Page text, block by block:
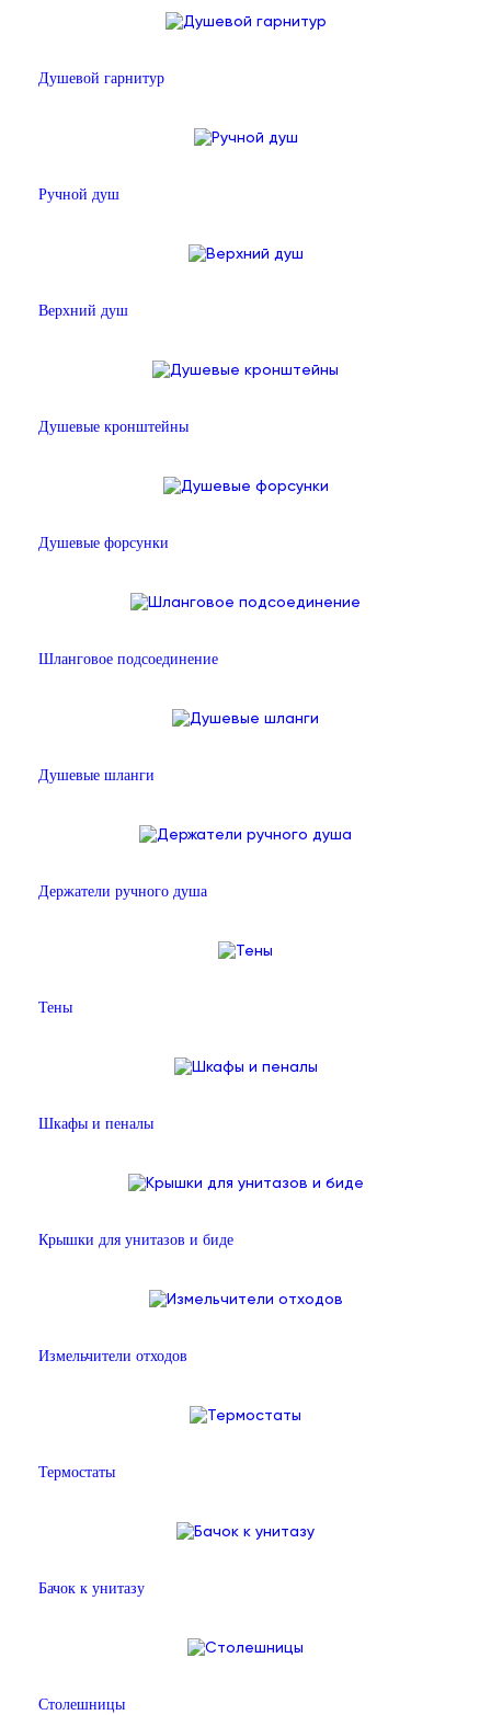
Душевой гарнитур
Ручной душ
Верхний душ
Душевые кронштейны
Душевые форсунки
Шланговое подсоединение
Душевые шланги
Держатели ручного душа
Тены
Шкафы и пеналы
Крышки для унитазов и биде
Измельчители отходов
Термостаты
Бачок к унитазу
Столешницы